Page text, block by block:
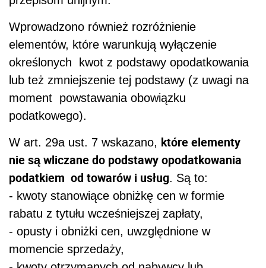
Wprowadzono również rozróżnienie
elementów, które warunkują wyłączenie
określonych kwot z podstawy opodatkowania
lub też zmniejszenie tej podstawy (z uwagi na
moment powstawania obowiązku
podatkowego).
W art. 29a ust. 7 wskazano, które elementy
nie są wliczane do podstawy opodatkowania
podatkiem od towarów i usług. Są to:
- kwoty stanowiące obniżkę cen w formie
rabatu z tytułu wcześniejszej zapłaty,
- opusty i obniżki cen, uwzględnione w
momencie sprzedaży,